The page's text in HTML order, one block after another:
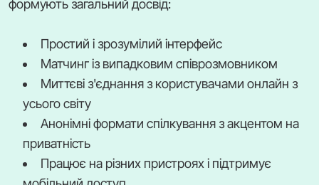
формують загальний досвід:
Простий і зрозумілий інтерфейс
Матчинг із випадковим співрозмовником
Миттєві з'єднання з користувачами онлайн з
усього світу
Анонімні формати спілкування з акцентом на
приватність
Працює на різних пристроях і підтримує